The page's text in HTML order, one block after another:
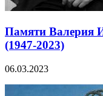
Памяти Валерия
(1947-2023)
06.03.2023